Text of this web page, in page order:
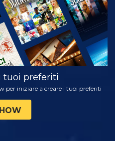
tuoi preferiti
per iniziare a creare i tuoi preferiti